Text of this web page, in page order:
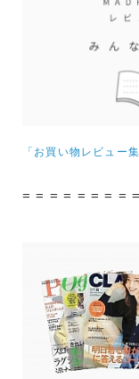
「お買い物レビュー集
= = = = = = = =